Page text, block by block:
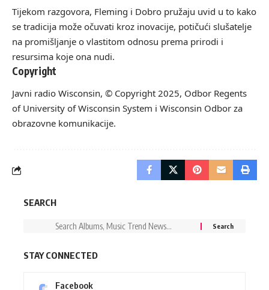
Tijekom razgovora, Fleming i Dobro pružaju uvid u to kako
se tradicija može očuvati kroz inovacije, potičući slušatelje
na promišljanje o vlastitom odnosu prema prirodi i
resursima koje ona nudi.
Copyright
Javni radio Wisconsin, © Copyright 2025, Odbor Regents
of University of Wisconsin System i Wisconsin Odbor za
obrazovne komunikacije.
SEARCH
STAY CONNECTED
Facebook